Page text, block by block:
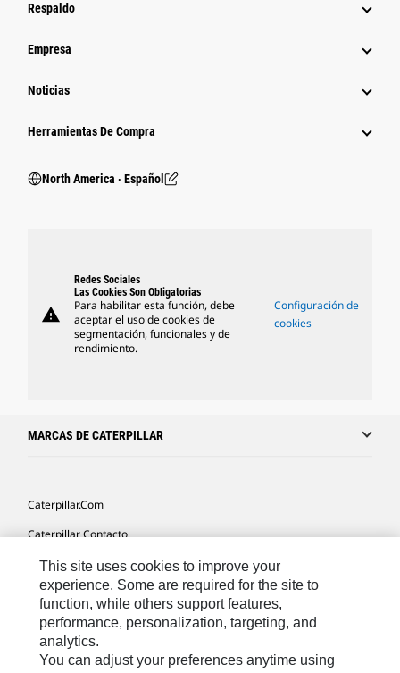
Respaldo
Empresa
Noticias
Herramientas De Compra
North America ‧ Español
warning
Redes Sociales
Las Cookies Son Obligatorias
Para habilitar esta función, debe
aceptar el uso de cookies de
segmentación, funcionales y de
rendimiento.
Configuración de
cookies
MARCAS DE CATERPILLAR
Caterpillar.com
Caterpillar Contacto
Mis Preferencias De Marketing
Site Map
Cookie Settings
Legal
This site uses cookies to improve your
experience. Some are required for the site to
function, while others support features,
performance, personalization, targeting, and
analytics.
You can adjust your preferences anytime using